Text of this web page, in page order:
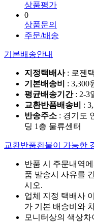
상품평가
0
상품문의
주문/배송
기본배송안내
지정택배사: 로젠
기본배송비
: 3,300
평균배송기간: 2-3
교환반품배송비
:
반송주소 : 경기도
딩 1층 물류센터
교환반품환불이 가능한
반품 시 주문내역
품 발송시 사유를
시오.
업체 지정 택배사
가 기본 배송비와
모니터상의 색상